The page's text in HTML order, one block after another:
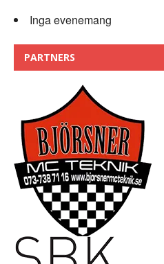
Inga evenemang
PARTNERS